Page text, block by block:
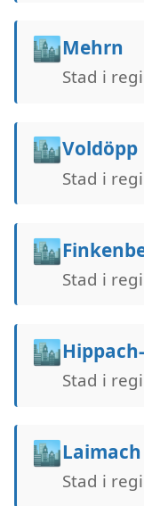
🏙️Mehrn
Stad i
🏙️Voldöpp
Stad i
🏙️
Stad i
🏙️
Stad i
🏙️Laimach
Stad i